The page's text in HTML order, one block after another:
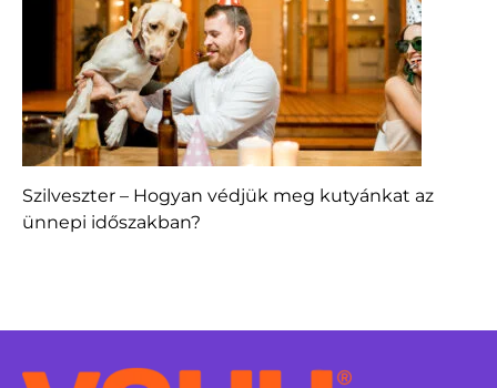
Szilveszter – Hogyan védjük meg kutyánkat az
ünnepi időszakban?